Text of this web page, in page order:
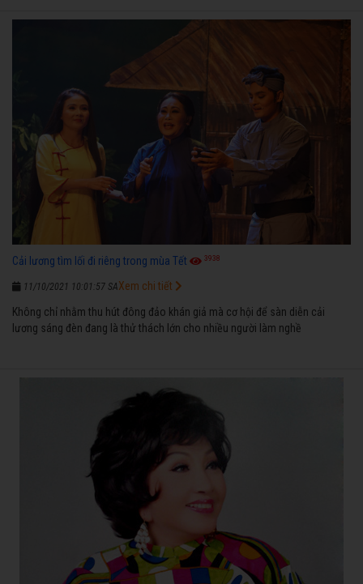
Cải lương tìm lối đi riêng trong mùa Tết 3938
11/10/2021 10:01:57 SA
Không chỉ nhằm thu hút đông đảo khán giả mà cơ hội để sàn diễn cải
lương sáng đèn đang là thử thách lớn cho nhiều người làm nghề
Xem chi tiết